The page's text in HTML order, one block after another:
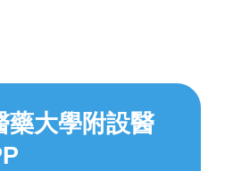
藥大學附設醫